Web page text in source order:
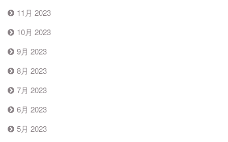
11月 2023
10月 2023
9月 2023
8月 2023
7月 2023
6月 2023
5月 2023